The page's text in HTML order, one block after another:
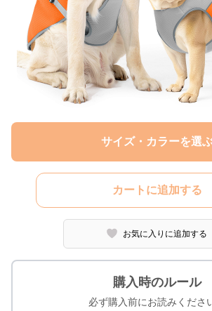
サイズ・カラーを選
カートに追加する
お気に入りに追加する
購入時のルール
必ず購入前にお読みくださ